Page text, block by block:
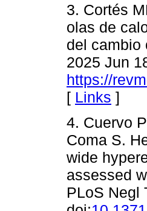
3. Cortés
olas de
del cambio
2025 Jun
https://
[ Links ]
4. Cuervo
Coma S.
wide
assessed
PLoS Negl